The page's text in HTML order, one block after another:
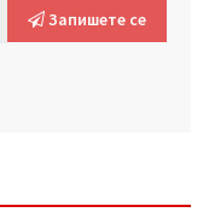
Запишете се